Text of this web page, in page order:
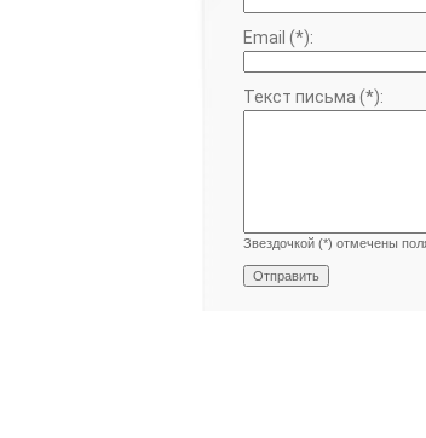
Email (*):
Текст письма (*):
Звездочкой (*) отмечены